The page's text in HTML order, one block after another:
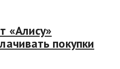
«Алису»
покупки